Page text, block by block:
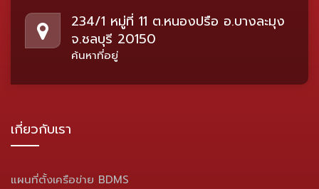
234/1 หมู่ที่ 11 ต.หนองปรือ อ.บางละมุง
จ.ชลบุรี 20150
ค้นหาที่อยู่
เกี่ยวกับเรา
แผนที่ตั้งเครือข่าย BDMS